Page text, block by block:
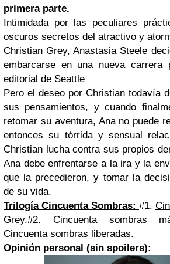
primera parte.
Intimidada por las peculiares
oscuros secretos del atractivo y
Christian Grey, Anastasia Steele
embarcarse en una nueva carrera
editorial de Seattle
Pero el deseo por Christian todavía
sus pensamientos, y cuando
retomar su aventura, Ana no puede
entonces su tórrida y sensual
Christian lucha contra sus propios
Ana debe enfrentarse a la ira y la
que la precedieron, y tomar la
de su vida.
Trilogía Cincuenta Sombras: #1.
Grey.#2. Cincuenta sombras
Cincuenta sombras liberadas.
Opinión personal (sin spoilers):